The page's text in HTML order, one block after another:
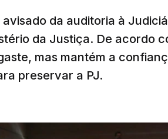
da auditoria à
da Justiça. De acordo
mas mantém a
preservar a PJ.